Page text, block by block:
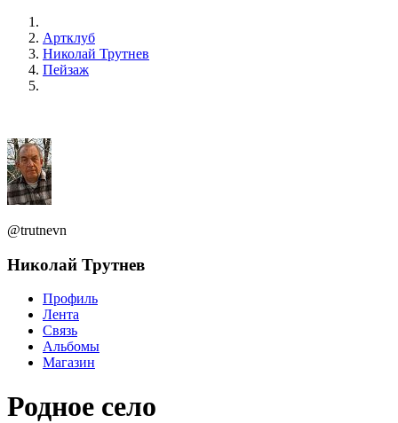
Артклуб
Николай Трутнев
Пейзаж
@trutnevn
Николай Трутнев
Профиль
Лента
Связь
Альбомы
Магазин
Родное село